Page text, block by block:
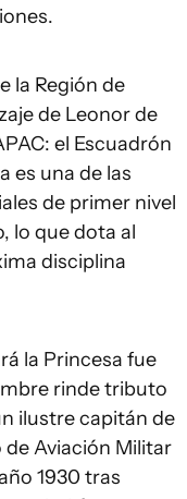
la Región de
de Leonor de
el Escuadrón
es una de las
de primer nivel
lo que dota al
disciplina
la Princesa fue
rinde tributo
ilustre capitán de
Aviación Militar
1930 tras